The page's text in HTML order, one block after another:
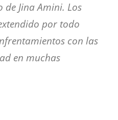
Jina Amini. Los
por todo
con las
en muchas